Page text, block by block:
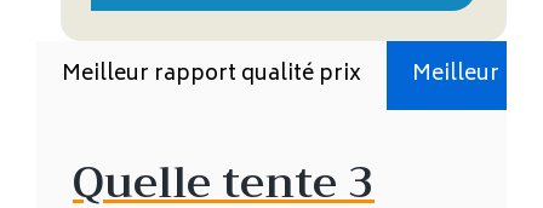
Meilleur rapport qualité prix Meilleur
Quelle tente 3